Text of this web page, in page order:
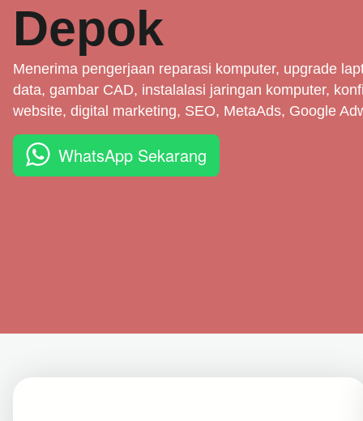
Depok
Menerima pengerjaan reparasi komputer, upgrade
data, gambar CAD, instalalasi jaringan komputer,
website, digital marketing, SEO, MetaAds, Google
WhatsApp Sekarang